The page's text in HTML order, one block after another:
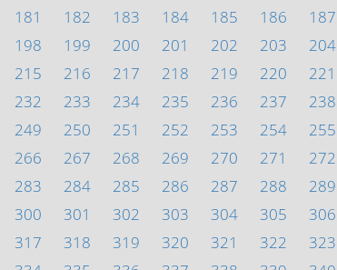
181 182 183 184 185 186 187
198 199 200 201 202 203 204
215 216 217 218 219 220 221
232 233 234 235 236 237 238
249 250 251 252 253 254 255
266 267 268 269 270 271 272
283 284 285 286 287 288 289
300 301 302 303 304 305 306
317 318 319 320 321 322 323